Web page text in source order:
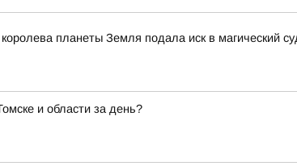
планеты Земля подала иск в магический
и области за день?